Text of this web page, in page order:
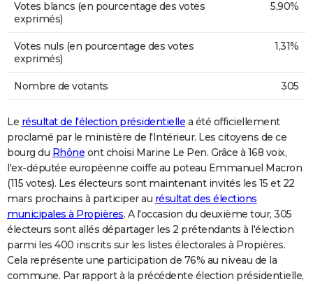
Votes blancs (en pourcentage des votes
exprimés)
5,90%
Votes nuls (en pourcentage des votes
exprimés)
1,31%
Nombre de votants 305
Le résultat de l'élection présidentielle a été officiellement
proclamé par le ministère de l'Intérieur. Les citoyens de ce
bourg du Rhône ont choisi Marine Le Pen. Grâce à 168 voix,
l'ex-députée européenne coiffe au poteau Emmanuel Macron
(115 votes). Les électeurs sont maintenant invités les 15 et 22
mars prochains à participer au résultat des élections
municipales à Propières. A l'occasion du deuxième tour, 305
électeurs sont allés départager les 2 prétendants à l'élection
parmi les 400 inscrits sur les listes électorales à Propières.
Cela représente une participation de 76% au niveau de la
commune. Par rapport à la précédente élection présidentielle,